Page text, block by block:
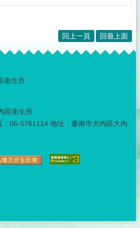
回上一頁 回最上面
衛生所
區衛生所
06-5761114 地址：臺南市大內區大內